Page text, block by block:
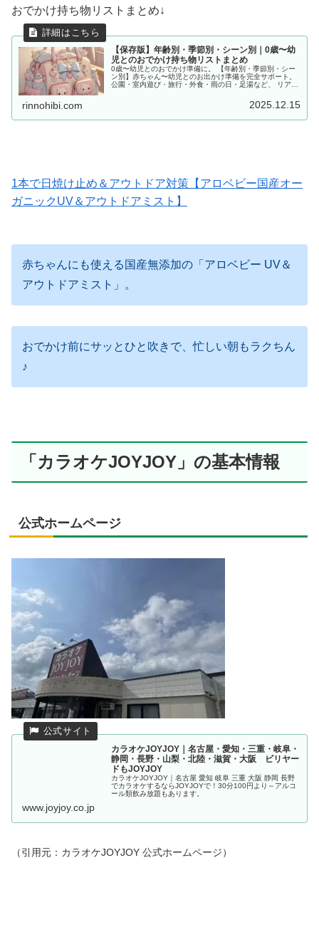
おでかけ持ち物リストまとめ↓
【保存版】年齢別・季節別・シーン別｜0歳〜幼
児とのおでかけ持ち物リストまとめ
0歳〜幼児とのおでかけ準備に。 【年齢別・季節別・シー
ン別】赤ちゃん〜幼児とのお出かけ準備を完全サポート。
公園・室内遊び・旅行・外食・雨の日・足湯など、 リアル
rinnohibi.com 2025.12.15
1本で日焼け止め＆アウトドア対策【アロベビー国産オー
ガニックUV＆アウトドアミスト】
赤ちゃんにも使える国産無添加の「アロベビー UV＆
アウトドアミスト」。
おでかけ前にサッとひと吹きで、忙しい朝もラクちん
♪
「カラオケJOYJOY」の基本情報
公式ホームページ
カラオケJOYJOY｜名古屋・愛知・三重・岐阜・
静岡・長野・山梨・北陸・滋賀・大阪 ビリヤー
ドもJOYJOY
カラオケJOYJOY｜名古屋 愛知 岐阜 三重 大阪 静岡 長野
でカラオケするならJOYJOYで！30分100円より～アルコ
ール類飲み放題もあります。
www.joyjoy.co.jp
（引用元：カラオケJOYJOY 公式ホームページ）